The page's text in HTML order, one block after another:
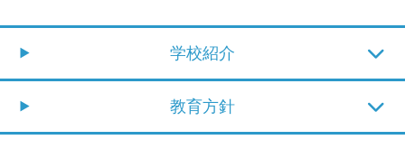
学校紹介
教育方針